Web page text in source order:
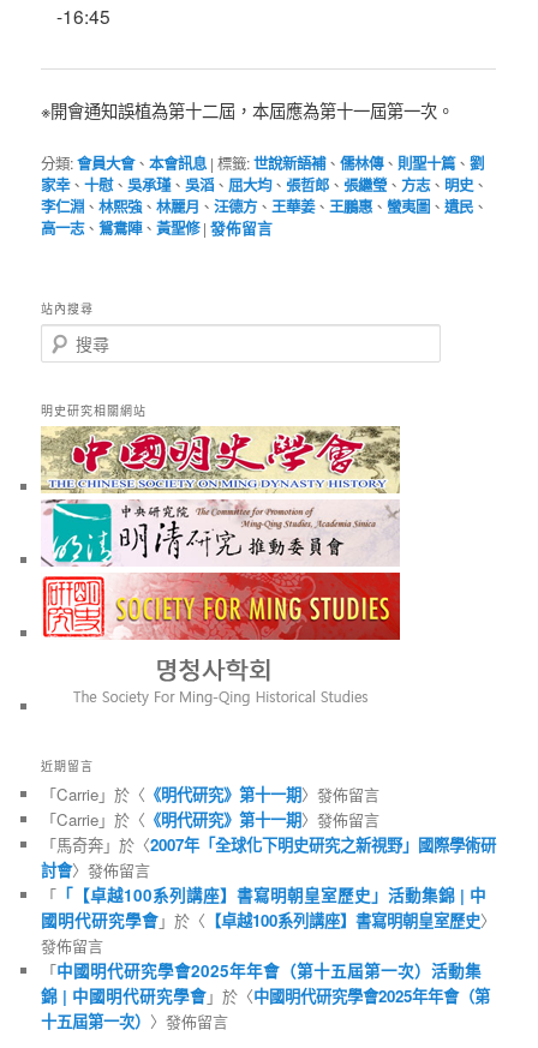
-16:45
※開會通知誤植為第十二屆，本屆應為第十一屆第一次。
分類:會員大會、本會訊息 |標籤:世說新語補、儒林傳、 則聖十篇、劉
家幸、十慰、吳承瑾、吳滔 、 屈大均、張哲郎 、張繼瑩 、方志、 明史 、
李仁淵 、林熙強 、林麗月 、汪德方、王華姜、王鵬惠 、蠻夷圖 、遺民 、
高一志、鴛鴦陣、黃聖修 |發佈留言
站內搜尋
搜
尋
明史研究相關網站
近期留言
「Carrie」於〈 《明代研究》第十一期〉發佈留言
「Carrie」於〈 《明代研究》第十一期〉發佈留言
「馬奇奔」於〈2007年「全球化下明史研究之新視野」國際學術研
討會〉發佈留言
「 「【卓越100系列講座】書寫明朝皇室歷史」活動集錦 | 中
國明代研究學會」於〈 【卓越100系列講座】書寫明朝皇室歷史〉
發佈留言
「中國明代研究學會2025年年會（第十五屆第一次）活動集
錦 | 中國明代研究學會」於〈中國明代研究學會2025年年會（第
十五屆第一次） 〉發佈留言